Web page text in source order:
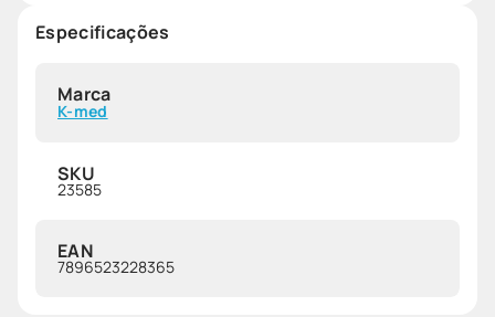
Especificações
Marca
K-med
SKU
23585
EAN
7896523228365